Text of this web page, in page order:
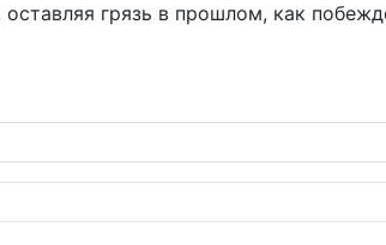
оставляя грязь в прошлом, как
будущего: от самурайского блеска к